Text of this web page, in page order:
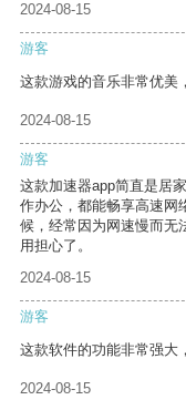
2024-08-15
游客
这款游戏的音乐非常优美
2024-08-15
游客
这款加速器app简直是居
作办公，都能畅享高速网
候，经常因为网速慢而无
用担心了。
2024-08-15
游客
这款软件的功能非常强大
2024-08-15